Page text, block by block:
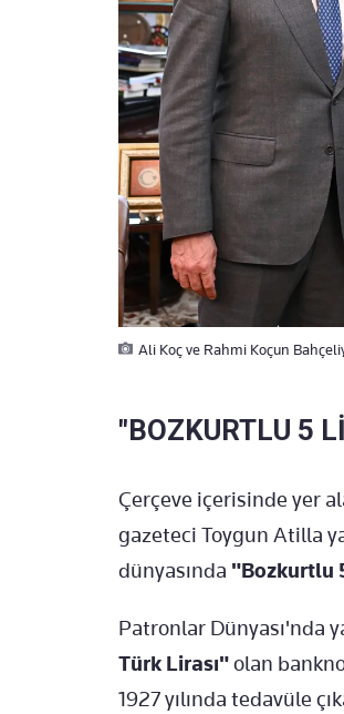
Ali Koç ve Rahmi Koçun
"BOZKURTLU 5
Çerçeve içerisinde yer
gazeteci Toygun Atilla
dünyasında "Bozkurtlu
Patronlar Dünyası'nda
Türk Lirası"olan
1927 yılında tedavüle